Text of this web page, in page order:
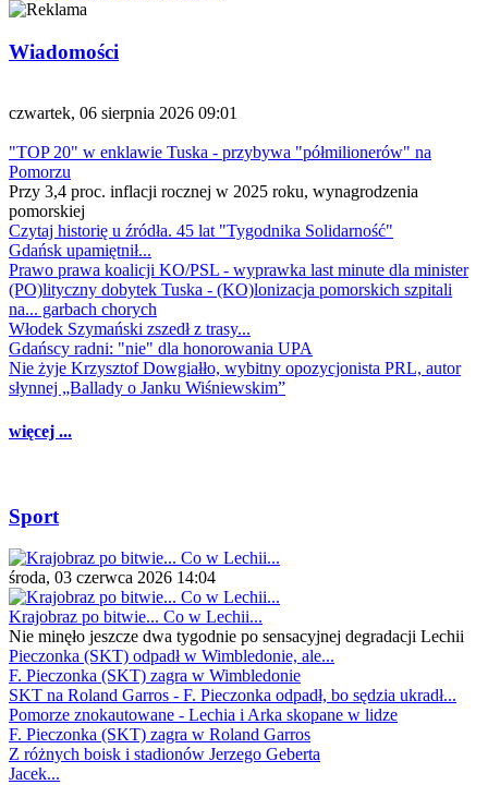
Wiadomości
czwartek, 06 sierpnia 2026 09:01
"TOP 20" w enklawie Tuska - przybywa "półmilionerów" na
Pomorzu
Przy 3,4 proc. inflacji rocznej w 2025 roku, wynagrodzenia
pomorskiej
Czytaj historię u źródła. 45 lat "Tygodnika Solidarność"
Gdańsk upamiętnił...
Prawo prawa koalicji KO/PSL - wyprawka last minute dla minister
(PO)lityczny dobytek Tuska - (KO)lonizacja pomorskich szpitali
na... garbach chorych
Włodek Szymański zszedł z trasy...
Gdańscy radni: "nie" dla honorowania UPA
Nie żyje Krzysztof Dowgiałło, wybitny opozycjonista PRL, autor
słynnej „Ballady o Janku Wiśniewskim”
więcej ...
Sport
środa, 03 czerwca 2026 14:04
Krajobraz po bitwie... Co w Lechii...
Nie minęło jeszcze dwa tygodnie po sensacyjnej degradacji Lechii
Pieczonka (SKT) odpadł w Wimbledonie, ale...
F. Pieczonka (SKT) zagra w Wimbledonie
SKT na Roland Garros - F. Pieczonka odpadł, bo sędzia ukradł...
Pomorze znokautowane - Lechia i Arka skopane w lidze
F. Pieczonka (SKT) zagra w Roland Garros
Z różnych boisk i stadionów Jerzego Geberta
Jacek...